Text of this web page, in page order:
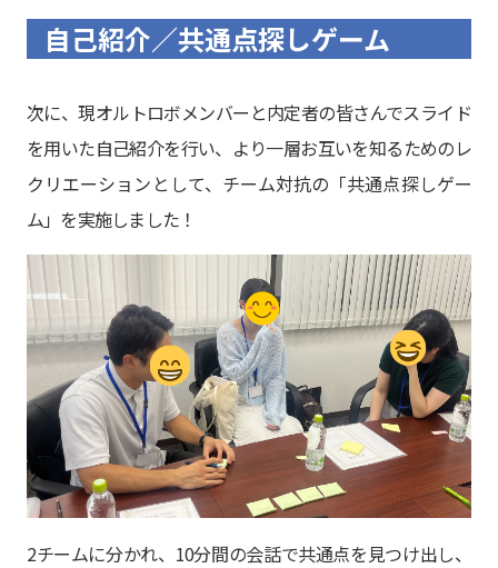
自己紹介／共通点探しゲーム
次に、現オルトロボメンバーと内定者の皆さんでスライド
を用いた自己紹介を行い、より一層お互いを知るためのレ
クリエーションとして、チーム対抗の「共通点探しゲー
ム」を実施しました！
2チームに分かれ、10分間の会話で共通点を見つけ出し、